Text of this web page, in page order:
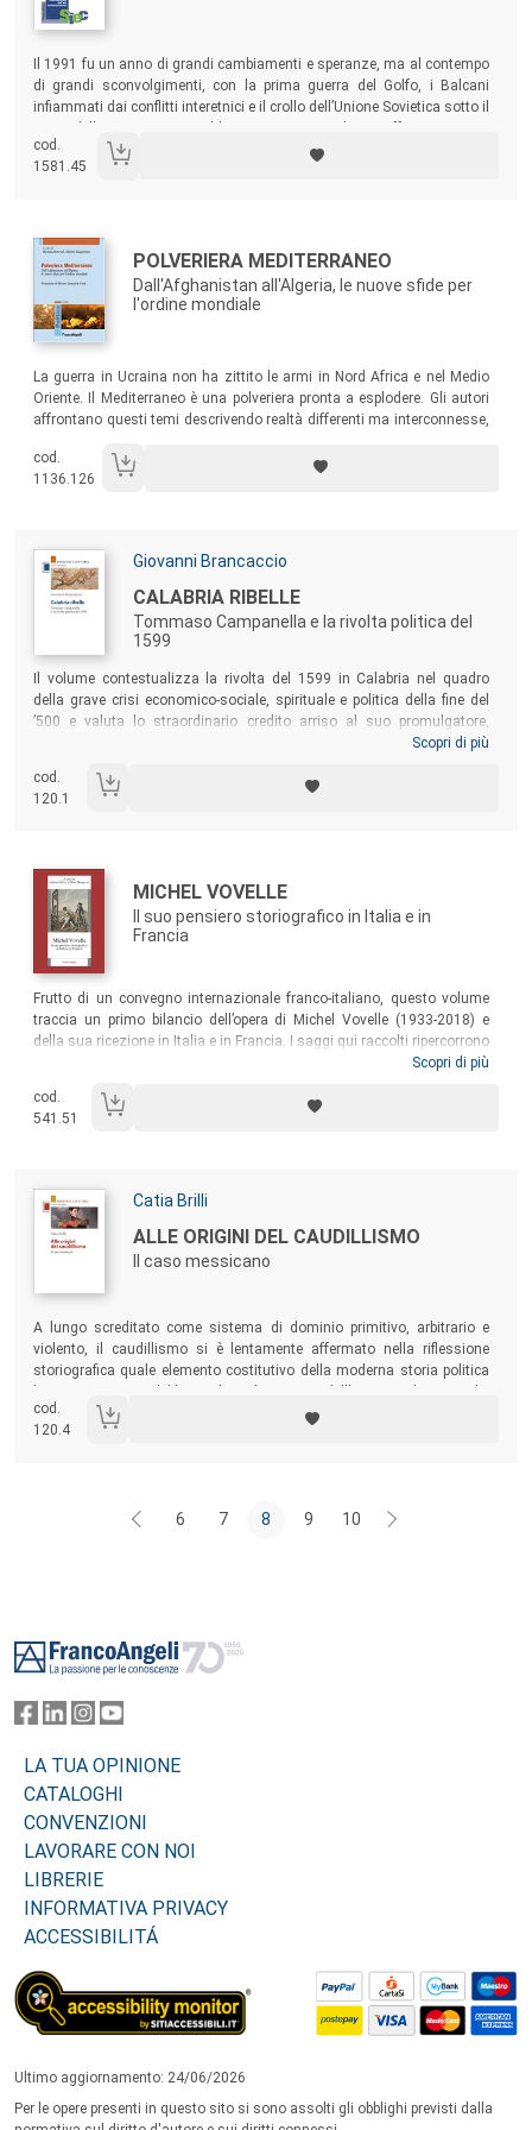
Sommario:
Il 1991 fu un anno di grandi cambiamenti e speranze, ma al contempo
di grandi sconvolgimenti, con la prima guerra del Golfo, i Balcani
infiammati dai conflitti interetnici e il crollo dell’Unione Sovietica sotto il
spunti di ricerca per ripensare un periodo straordinariamente intenso
che cambiò la storia dell’Europa.
cod.
1581.45
Autori:
Titolo:
POLVERIERA MEDITERRANEO
Dall'Afghanistan all'Algeria, le nuove sfide per
l'ordine mondiale
La guerra in Ucraina non ha zittito le armi in Nord Africa e nel Medio
Oriente. Il Mediterraneo è una polveriera pronta a esplodere. Gli autori
affrontano questi temi descrivendo realtà differenti ma interconnesse,
cod.
1136.126
Autori:
Giovanni Brancaccio
Titolo:
CALABRIA RIBELLE
Tommaso Campanella e la rivolta politica del
1599
Sommario:
Il volume contestualizza la rivolta del 1599 in Calabria nel quadro
della grave crisi economico-sociale, spirituale e politica della fine del
’500 e valuta lo straordinario credito arriso al suo promulgatore,
Tommaso Campanella, grazie alle sue accese prediche sulla “fine del
moto, del processo politico e religioso, della lunga detenzione inflitta al
Campanella, e mostra come la rivolta fosse espressione di una
Scopri di più
cod.
120.1
Autori:
Titolo:
MICHEL VOVELLE
Il suo pensiero storiografico in Italia e in
Francia
Sommario:
Frutto di un convegno internazionale franco-italiano, questo volume
traccia un primo bilancio dell’opera di Michel Vovelle (1933-2018) e
della sua ricezione in Italia e in Francia. I saggi qui raccolti ripercorrono
i maggiori interessi sviluppati da Vovelle, tracciando come si sono
due discorsi inediti di Vovelle, tenuti all’Università di Urbino, uno
autobiografico e l’altro dedicato a “cosa rimane della Rivoluzione
Scopri di più
cod.
541.51
Autori:
Catia Brilli
Titolo:
ALLE ORIGINI DEL CAUDILLISMO
Il caso messicano
Sommario:
A lungo screditato come sistema di dominio primitivo, arbitrario e
violento, il caudillismo si è lentamente affermato nella riflessione
storiografica quale elemento costitutivo della moderna storia politica
primi caudillos in Messico, alla luce delle trasformazioni che hanno
attraversato il mondo atlantico sul finire dell’età moderna.
cod.
120.4
6 7 8 9 10
LA TUA OPINIONE
CATALOGHI
CONVENZIONI
LAVORARE CON NOI
LIBRERIE
INFORMATIVA PRIVACY
ACCESSIBILITÁ
Ultimo aggiornamento: 24/06/2026
Per le opere presenti in questo sito si sono assolti gli obblighi previsti dalla